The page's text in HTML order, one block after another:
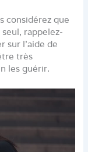
considérez que
rappelez-
sur l’aide de
très
les guérir.